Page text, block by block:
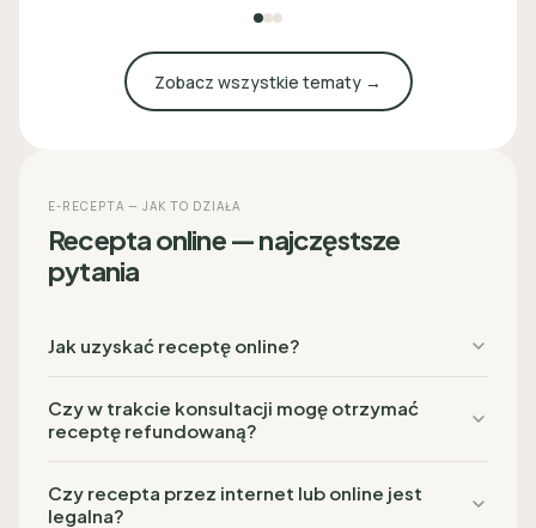
Zobacz wszystkie tematy →
E-RECEPTA — JAK TO DZIAŁA
Recepta online — najczęstsze
pytania
Jak uzyskać receptę online?
Czy w trakcie konsultacji mogę otrzymać
receptę refundowaną?
Czy recepta przez internet lub online jest
legalna?